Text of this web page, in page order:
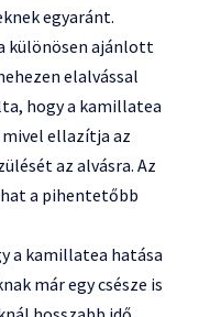
egyaránt.
különösen ajánlott
elalvással
hogy a kamillatea
ellazítja az
az alvásra. Az
a pihentetőbb
a kamillatea hatása
már egy csésze is